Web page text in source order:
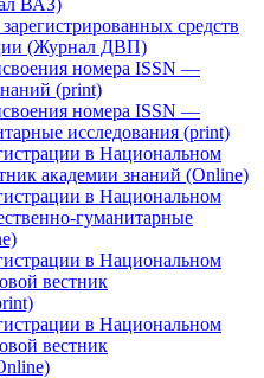
ВАЗ)
средств
(Журнал ДВП)
номера ISSN —
(print)
номера ISSN —
исследования (print)
в Национальном
академии знаний (Online)
в Национальном
гуманитарные
в Национальном
вестник
в Национальном
вестник